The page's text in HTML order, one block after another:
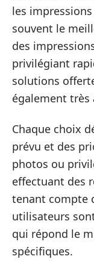
les
souvent le
des
privilégiant
solutions
également très
Chaque choix
prévu et des
photos ou
effectuant des
tenant compte
utilisateurs
qui répond le
spécifiques.